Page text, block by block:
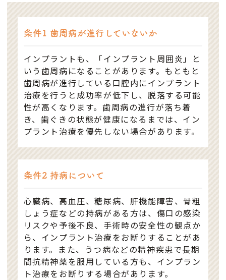
条件1 歯周病が進行していないか
インプラントも、「インプラント周囲炎」と
いう歯周病になることがあります。もともと
歯周病が進行している口腔内にインプラント
治療を行うと成功率が低下し、脱落する可能
性が高くなります。歯周病の進行が落ち着
き、歯ぐきの状態が健康になるまでは、イン
プラント治療を優先しない場合があります。
条件2 持病について
心臓病、高血圧、糖尿病、肝機能障害、骨粗
しょう症などの持病がある方は、傷口の感染
リスクや予後不良、手術時の安全性の観点か
ら、インプラント治療をお断りすることがあ
ります。また、うつ病などの精神疾患で長期
間抗精神薬を服用している方も、インプラン
ト治療をお断りする場合があります。